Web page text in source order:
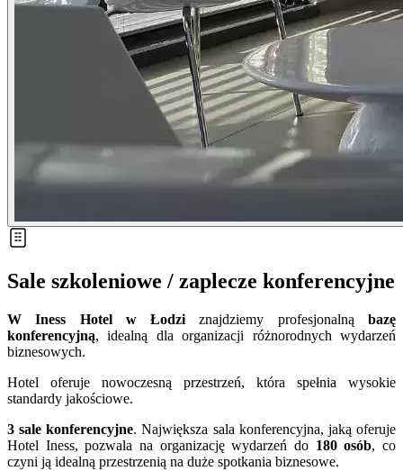
Sale szkoleniowe / zaplecze konferencyjne
W Iness Hotel w Łodziznajdziemy profesjonalnąbazę
konferencyjną, idealną dla organizacji różnorodnych wydarzeń
biznesowych.
Hotel oferuje nowoczesną przestrzeń, która spełnia wysokie
standardy jakościowe.
3 sale konferencyjne. Największa sala konferencyjna, jaką oferuje
Hotel Iness, pozwala na organizację wydarzeń do 180 osób, co
czyni ją idealną przestrzenią na duże spotkania biznesowe.